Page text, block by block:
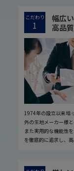
こだわり
1
幅広
高品
1974年の設立以来培
外の生地メーカー様
また実用的な機能性
を徹底的に追求し、